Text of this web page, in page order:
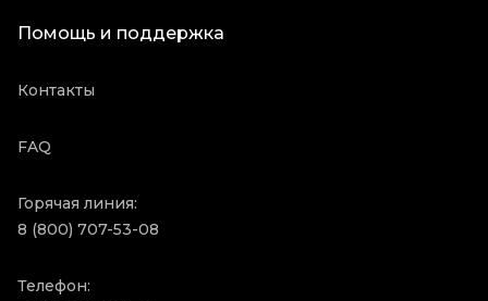
Помощь и поддержка
Контакты
FAQ
Горячая линия:
8 (800) 707-53-08
Телефон: